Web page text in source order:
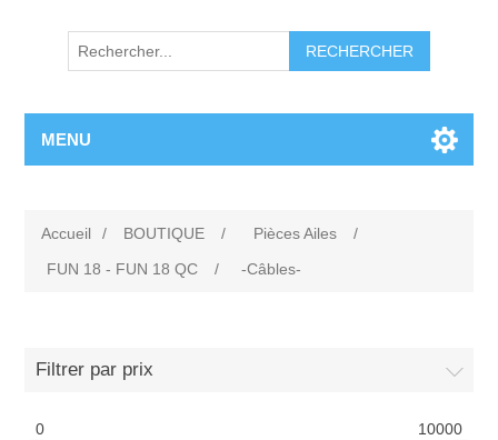
RECHERCHER
MENU
Accueil / BOUTIQUE / Pièces Ailes
/
FUN 18 - FUN 18 QC
/ -Câbles-
Filtrer par prix
0 10000